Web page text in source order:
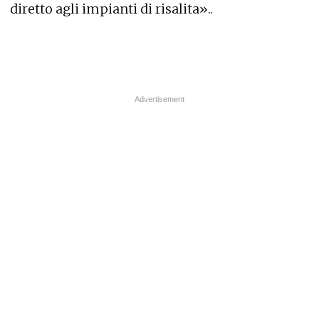
diretto agli impianti di risalita»..